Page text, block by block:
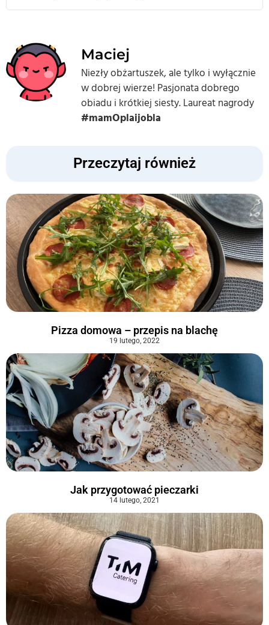
Maciej
Niezły obżartuszek, ale tylko i wyłącznie
w dobrej wierze! Pasjonata dobrego
obiadu i krótkiej siesty. Laureat nagrody
#mamOplaijobla
Przeczytaj również
Pizza domowa – przepis na blachę
19 lutego, 2022
Jak przygotować pieczarki
14 lutego, 2021